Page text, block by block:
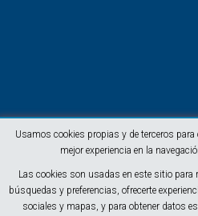
Usamos cookies propias y de terceros para
mejor experiencia en la
Las cookies son usadas en este sitio para
búsquedas y preferencias, ofrecerte
sociales y mapas, y para obtener datos